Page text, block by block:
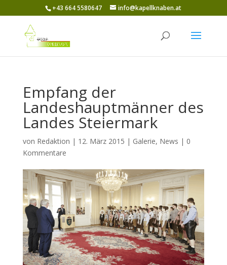
+43 664 5580647 info@kapellknaben.at
Empfang der
Landeshauptmänner des
Landes Steiermark
von Redaktion | 12. März 2015 | Galerie, News | 0
Kommentare